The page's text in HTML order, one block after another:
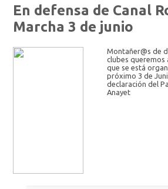
En defensa de Canal
Marcha 3 de junio
Montañer@s de
clubes queremos
que se está
próximo 3 de
declaración del
Anayet